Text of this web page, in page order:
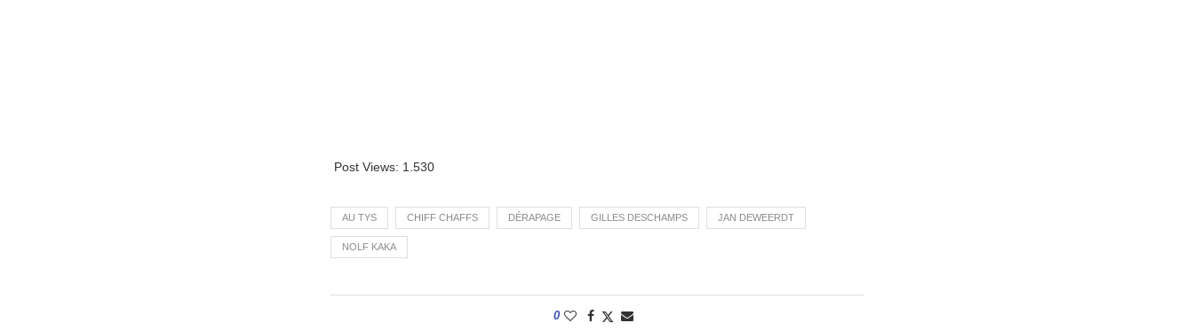
Post Views: 1.530
AU TYS CHIFF CHAFFS DÉRAPAGE GILLES DESCHAMPS JAN DEWEERDT
NOLF KAKA
0